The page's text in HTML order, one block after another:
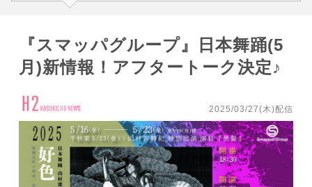
『スマッパグループ』日本舞踊(5
月)新情報！アフタートーク決定♪
2025/03/27(木)配信